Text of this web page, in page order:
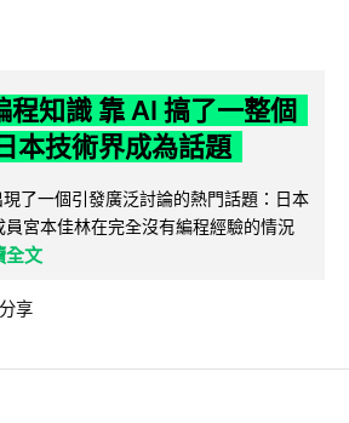
程知識 靠 AI 搞了一整個
本技術界成為話題
了一個引發廣泛討論的熱門話題：日本
宮本佳林在完全沒有編程經驗的情況
全文
分享